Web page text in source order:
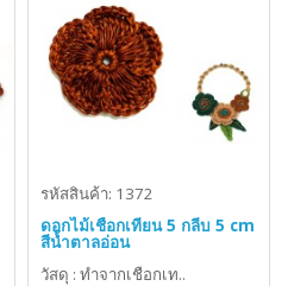
รหัสสินค้า: 1372
ดอกไม้เชือกเทียน 5 กลีบ 5 cm
สีน้ำตาลอ่อน
วัสดุ : ทำจากเชือกเท..